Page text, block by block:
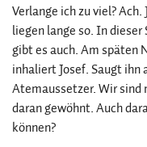
Verlange ich zu viel?
liegen lange so. In
gibt es auch. Am späten
inhaliert Josef. Saugt
Atemaussetzer. Wir sind
daran gewöhnt. Auch
können?